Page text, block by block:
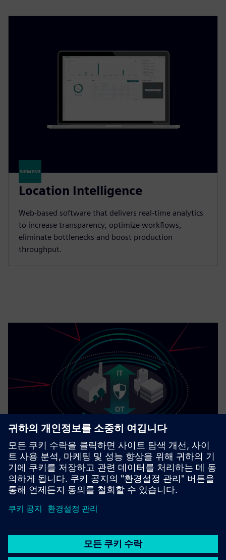
Location Intelligence
Web-based software that delivers real-time analytics
to increase transparency, optimize workflows,
eliminate bottlenecks and boost production
throughput.
산업을 위한 사이버보안
보안 정보
공장, 시스템, 기계, 네트워크를 사이버 위협으로부터 보호
으로 유지해야 해요.지멘스의 제품과 솔루션은 그런 개념의
한 요소일 뿐이에요.산업 보안에 대한 자세한 내용은 에서